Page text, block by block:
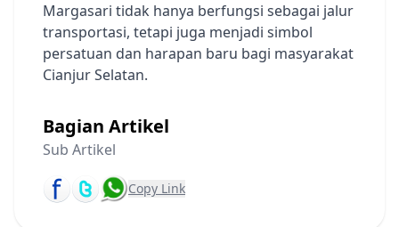
Margasari tidak hanya berfungsi sebagai jalur
transportasi, tetapi juga menjadi simbol
persatuan dan harapan baru bagi masyarakat
Cianjur Selatan.
Bagian Artikel
Sub Artikel
Copy Link